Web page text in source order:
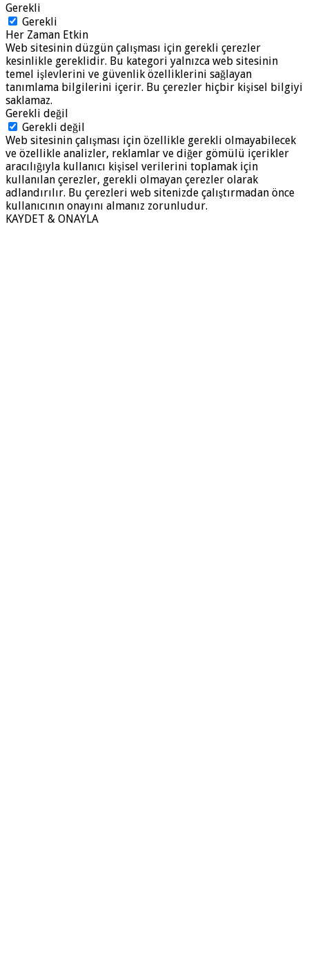
Gerekli
Gerekli
Her Zaman Etkin
Web sitesinin düzgün çalışması için gerekli çerezler
kesinlikle gereklidir. Bu kategori yalnızca web sitesinin
temel işlevlerini ve güvenlik özelliklerini sağlayan
tanımlama bilgilerini içerir. Bu çerezler hiçbir kişisel bilgiyi
saklamaz.
Gerekli değil
Gerekli değil
Web sitesinin çalışması için özellikle gerekli olmayabilecek
ve özellikle analizler, reklamlar ve diğer gömülü içerikler
aracılığıyla kullanıcı kişisel verilerini toplamak için
kullanılan çerezler, gerekli olmayan çerezler olarak
adlandırılır. Bu çerezleri web sitenizde çalıştırmadan önce
kullanıcının onayını almanız zorunludur.
KAYDET & ONAYLA